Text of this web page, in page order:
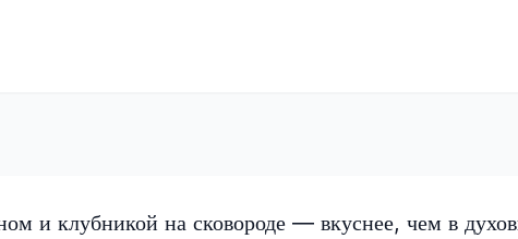
и клубникой на сковороде — вкуснее, чем в